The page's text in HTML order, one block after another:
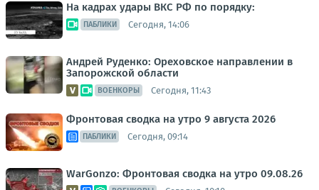
На кадрах удары ВКС РФ по порядку:
ПАБЛИКИ Сегодня, 14:06
Андрей Руденко: Ореховское направлении в
Запорожской области
ВОЕНКОРЫ Сегодня, 11:43
Фронтовая сводка на утро 9 августа 2026
ПАБЛИКИ Сегодня, 09:14
WarGonzo: Фронтовая сводка на утро 09.08.26